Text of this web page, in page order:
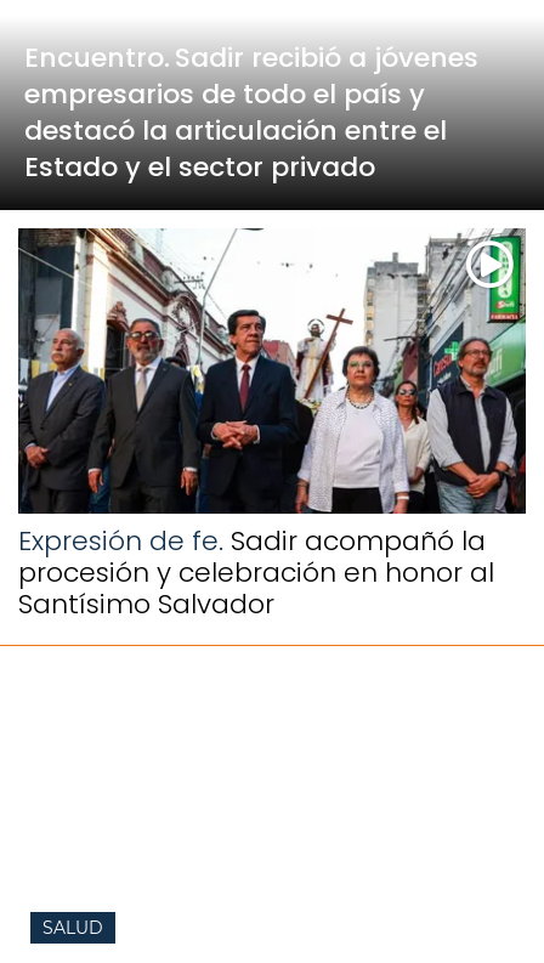
Encuentro.Sadir recibió a jóvenes
empresarios de todo el país y
destacó la articulación entre el
Estado y el sector privado
Expresión de fe. Sadir acompañó la
procesión y celebración en honor al
Santísimo Salvador
SALUD